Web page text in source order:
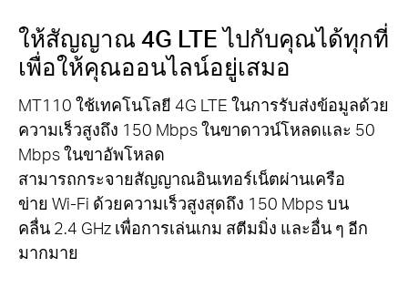
ให้สัญญาณ 4G LTE ไปกับคุณได้ทุกที่
เพื่อให้คุณออนไลน์อยู่เสมอ
MT110 ใช้เทคโนโลยี 4G LTE ในการรับส่งข้อมูลด้วย
ความเร็วสูงถึง 150 Mbps ในขาดาวน์โหลดและ 50
Mbps ในขาอัพโหลด
สามารถกระจายสัญญาณอินเทอร์เน็ตผ่านเครือ
ข่าย Wi-Fi ด้วยความเร็วสูงสุดถึง 150 Mbps บน
คลื่น 2.4 GHz เพื่อการเล่นเกม สตีมมิ่ง และอื่น ๆ อีก
มากมาย